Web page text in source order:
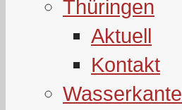
Thüringen
Aktuell
Kontakt
Wasserkante